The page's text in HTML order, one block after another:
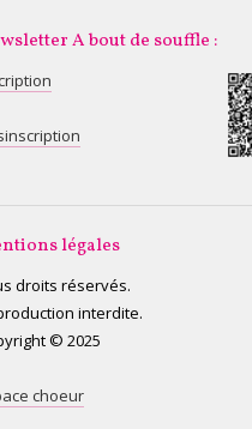
A bout de souffle :
légales
droits réservés.
interdite.
© 2025
choeur